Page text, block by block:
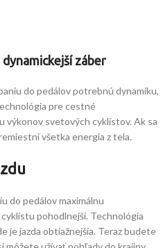
záber
do pedálov potrebnú dynamiku,
pre cestné
svetových cyklistov. Ak sa
všetka energia z tela.
do pedálov maximálnu
pohodlnejší. Technológia
je jazda obtiažnejšia. Teraz budete